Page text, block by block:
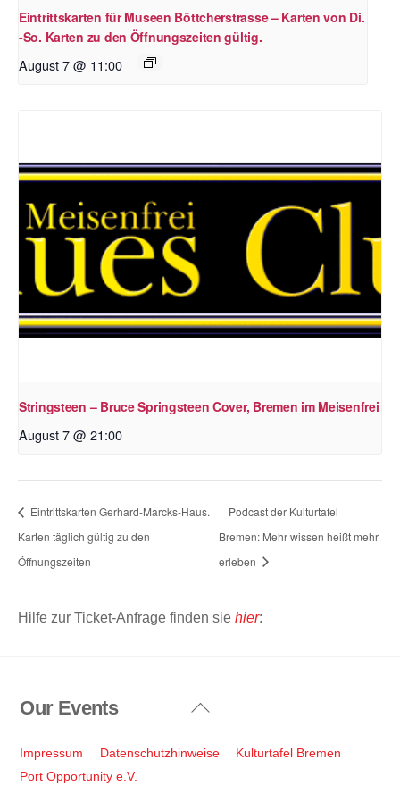
Eintrittskarten für Museen Böttcherstrasse – Karten von Di.
-So. Karten zu den Öffnungszeiten gültig.
August 7 @ 11:00
Stringsteen – Bruce Springsteen Cover, Bremen im Meisenfrei
August 7 @ 21:00
Eintrittskarten Gerhard-Marcks-Haus.
Karten täglich gültig zu den
Öffnungszeiten
Podcast der Kulturtafel
Bremen: Mehr wissen heißt mehr
erleben
Hilfe zur Ticket-Anfrage finden sie hier:
Back
Top
Our Events
Impressum Datenschutzhinweise
Kulturtafel Bremen
Port Opportunity e.V.